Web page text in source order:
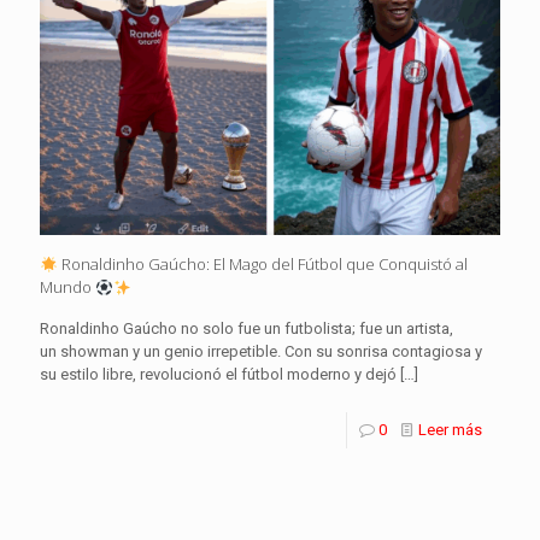
Ronaldinho Gaúcho: El Mago del Fútbol que Conquistó al
Mundo
Ronaldinho Gaúcho no solo fue un futbolista; fue un artista,
un showman y un genio irrepetible. Con su sonrisa contagiosa y
su estilo libre, revolucionó el fútbol moderno y dejó […]
0 Leer más